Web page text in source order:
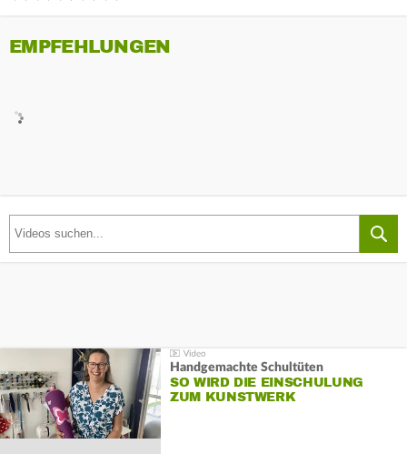
EMPFEHLUNGEN
Handgemachte Schultüten
SO WIRD DIE EINSCHULUNG
ZUM KUNSTWERK